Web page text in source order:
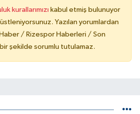
kurallarımızı kabul etmiş bulunuyor
Yazılan yorumlardan
/ Rizespor Haberleri / Son
şekilde sorumlu tutulamaz.